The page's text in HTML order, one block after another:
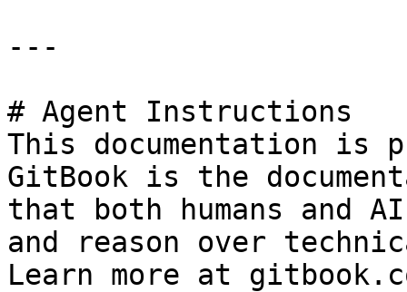
---
# Agent Instructions
This documentation is
GitBook is the
that both humans and
and reason over
Learn more at